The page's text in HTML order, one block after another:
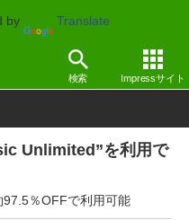
by Translate
検索 Impressサイト
Webサービス
Unlimited”を利用で
％OFFで利用可能